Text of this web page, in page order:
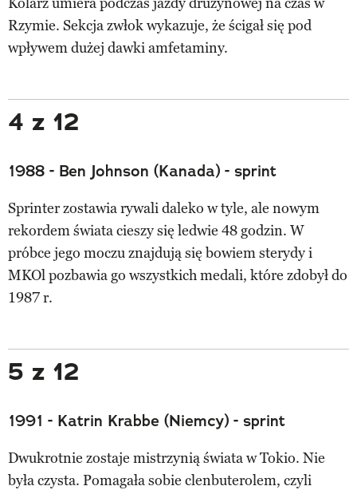
Rzymie. Sekcja zwłok wykazuje, że ścigał się pod
wpływem dużej dawki amfetaminy.
4 z 12
1988 - Ben Johnson (Kanada) - sprint
Sprinter zostawia rywali daleko w tyle, ale nowym
rekordem świata cieszy się ledwie 48 godzin. W
próbce jego moczu znajdują się bowiem sterydy i
MKOl pozbawia go wszystkich medali, które zdobył do
1987 r.
5 z 12
1991 - Katrin Krabbe (Niemcy) - sprint
Dwukrotnie zostaje mistrzynią świata w Tokio. Nie
była czysta. Pomagała sobie clenbuterolem, czyli